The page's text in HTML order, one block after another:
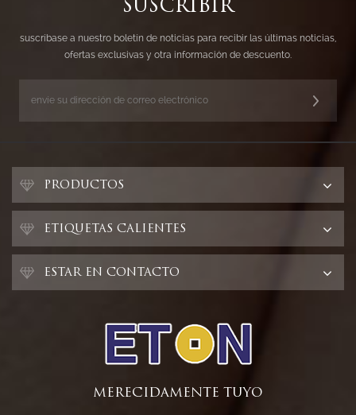
SUSCRIBIR
suscríbase a nuestro boletín de noticias para recibir las últimas noticias,
ofertas exclusivas y otra información de descuento.
PRODUCTOS
ETIQUETAS CALIENTES
ESTAR EN CONTACTO
MERECIDAMENTE TUYO